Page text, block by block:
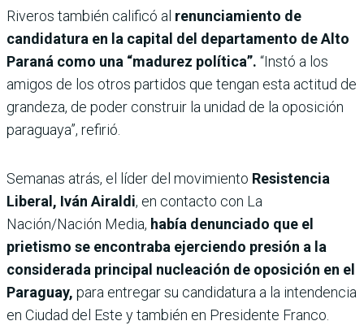
Riveros también calificó al renunciamiento de
candidatura en la capital del departamento de Alto
Paraná como una “madurez política”. “Instó a los
amigos de los otros partidos que tengan esta actitud de
grandeza, de poder construir la unidad de la oposición
paraguaya”, refirió.
Semanas atrás, el líder del movimiento Resistencia
Liberal, Iván Airaldi, en contacto con La
Nación/Nación Media, había denunciado que el
prietismo se encontraba ejerciendo presión a la
considerada principal nucleación de oposición en el
Paraguay, para entregar su candidatura a la intendencia
en Ciudad del Este y también en Presidente Franco.